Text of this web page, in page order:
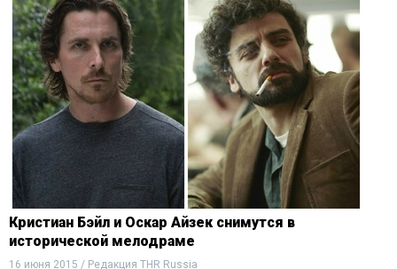
Кристиан Бэйл и Оскар Айзек cнимутся в
исторической мелодраме
16 июня 2015 / Редакция THR Russia